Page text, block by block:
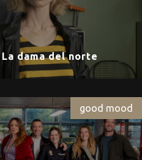
dama del norte
good mood